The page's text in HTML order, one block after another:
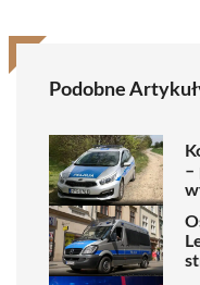
Podobne
–